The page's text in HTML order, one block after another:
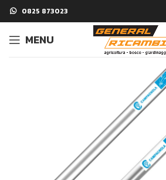
0825 873023
MENU